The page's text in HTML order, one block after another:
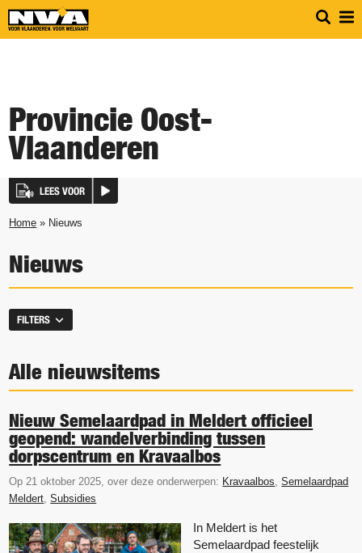
Provincie Oost-
Vlaanderen
LEES VOOR
Home » Nieuws
Nieuws
FILTERS
Alle nieuwsitems
Nieuw Semelaardpad in Meldert officieel
geopend: wandelverbinding tussen
dorpscentrum en Kravaalbos
Op 21 oktober 2025, over deze onderwerpen: Kravaalbos ,Semelaardpad
Meldert ,Subsidies
In Meldert is het
Semelaardpad feestelijk